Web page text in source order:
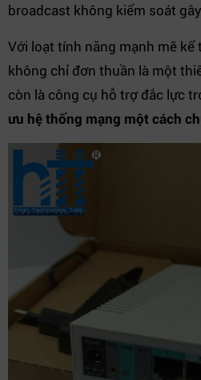
broadcast không kiểm soát
Với loạt tính năng mạnh mẽ kể
không chỉ đơn thuần là một
còn là công cụ hỗ trợ đắc lực
ưu hệ thống mạng một cách